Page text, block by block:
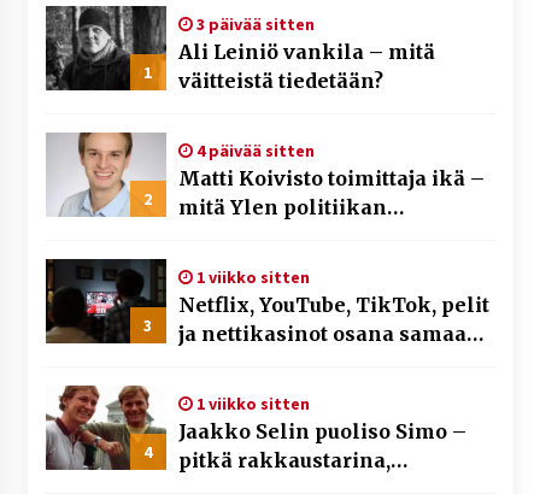
1
3 päivää sitten
Ali Leiniö vankila – mitä
väitteistä tiedetään?
2
4 päivää sitten
Matti Koivisto toimittaja ikä –
mitä Ylen politiikan
3
1 viikko sitten
Netflix, YouTube, TikTok, pelit
ja nettikasinot osana samaa
4
1 viikko sitten
Jaakko Selin puoliso Simo –
pitkä rakkaustarina,